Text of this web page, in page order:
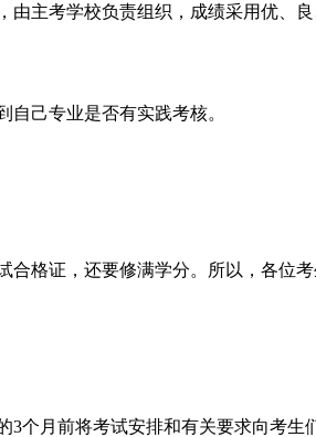
主考学校负责组织，成绩采用优、
己专业是否有实践考核。
格证，还要修满学分。所以，各位考
3个月前将考试安排和有关要求向考生